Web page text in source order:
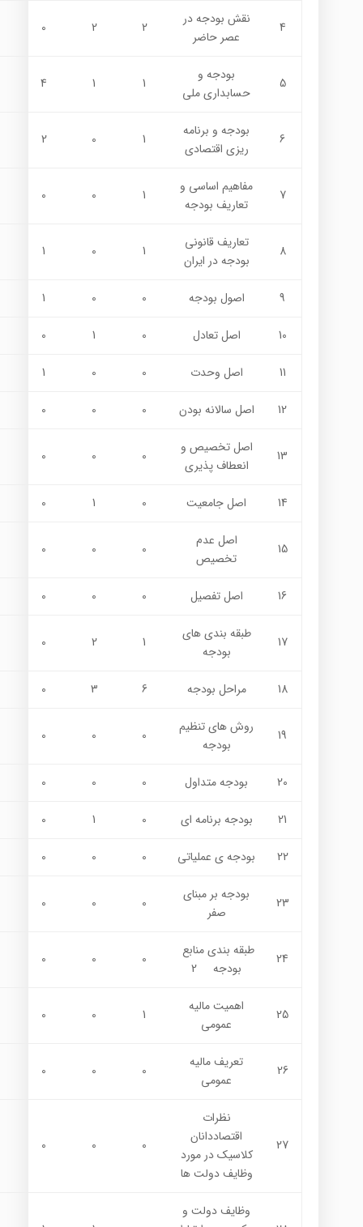
4
نقش بودجه در
عصر حاضر
2
2
0
5
بودجه و
حسابداري ملي
1
1
4
6
بودجه و برنامه
ريزي اقتصادي
1
0
2
7
مفاهيم اساسي و
تعاريف بودجه
1
0
0
8
تعاريف قانوني
بودجه در ايران
1
0
1
9 اصول بودجه 0
0
1
10 اصل تعادل 0
1
0
11 اصل وحدت 0
0
1
12 اصل سالانه بودن 0
0
0
13
اصل تخصيص و
انعطاف پذيري
0
0
0
14 اصل جامعيت 0
1
0
15
اصل عدم
تخصيص
0
0
0
16 اصل تفصيل 0
0
0
17
طبقه بندي هاي
بودجه
1
2
0
18 مراحل بودجه 6
3
0
19
روش هاي تنظيم
بودجه
0
0
0
20 بودجه متداول 0
0
0
21 بودجه برنامه اي 0
1
0
22 بودجه ي عملياتي 0
0
0
23
بودجه بر مبناي
صفر
0
0
0
24
طبقه بندي منابع
بودجه 2
0
0
0
25
اهميت ماليه
عمومي
1
0
0
26
تعريف ماليه
عمومي
0
0
0
27
نظرات
اقتصاددانان
كلاسيك در مورد
وظايف دولت ها
0
0
0
وظايف دولت و